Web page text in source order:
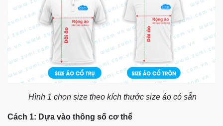
Hình 1 chọn size theo kích thước size áo có sẵn
Cách 1: Dựa vào thông số cơ thể